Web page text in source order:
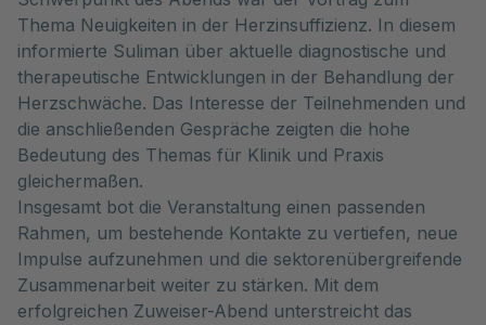
Thema Neuigkeiten in der Herzinsuffizienz. In diesem
informierte Suliman über aktuelle diagnostische und
therapeutische Entwicklungen in der Behandlung der
Herzschwäche. Das Interesse der Teilnehmenden und
die anschließenden Gespräche zeigten die hohe
Bedeutung des Themas für Klinik und Praxis
gleichermaßen.
Insgesamt bot die Veranstaltung einen passenden
Rahmen, um bestehende Kontakte zu vertiefen, neue
Impulse aufzunehmen und die sektorenübergreifende
Zusammenarbeit weiter zu stärken. Mit dem
erfolgreichen Zuweiser-Abend unterstreicht das